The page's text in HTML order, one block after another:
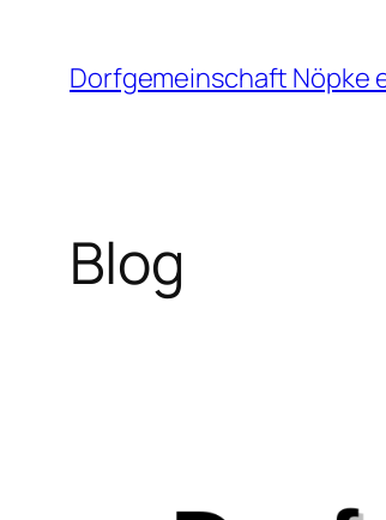
Inhalt
springen
Dorfgemeinschaft Nöpke
Blog